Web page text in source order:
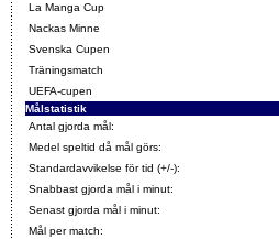
La Manga Cup
Nackas Minne
Svenska Cupen
Träningsmatch
UEFA-cupen
Målstatistik
Antal gjorda mål:
Medel speltid då mål görs:
Standardavvikelse för tid (+/-):
Snabbast gjorda mål i minut:
Senast gjorda mål i minut:
Mål per match: